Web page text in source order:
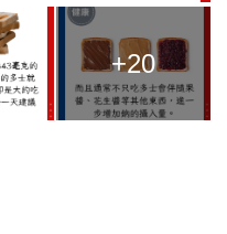
+20